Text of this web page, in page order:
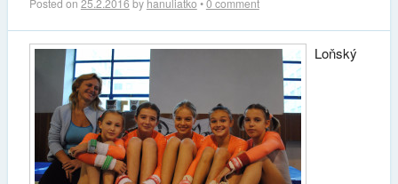
Posted on 25.2.2016 by hanuliatko •0 comment
Loňský